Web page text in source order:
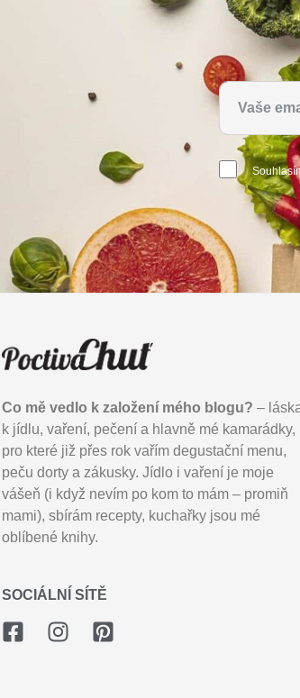
Co mě vedlo k založení mého blogu? –
k jídlu, vaření, pečení a hlavně mé kamarádky,
pro které již přes rok vařím degustační menu,
peču dorty a zákusky. Jídlo i vaření je moje
vášeň (i když nevím po kom to mám – promiň
mami), sbírám recepty, kuchařky jsou mé
oblíbené knihy.
SOCIÁLNÍ SÍTĚ